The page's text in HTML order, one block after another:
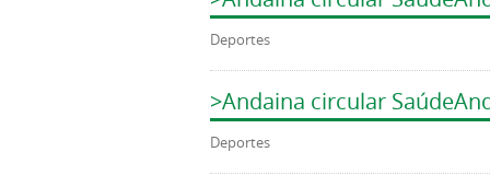
Deportes
>Andaina circular
Deportes